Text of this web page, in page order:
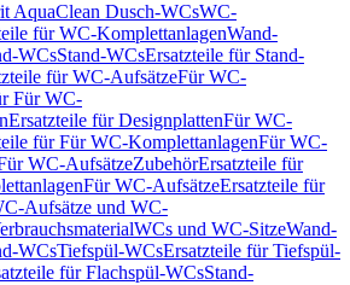
AquaClean Dusch-WCsWC-
für WC-KomplettanlagenWand-
WCsStand-WCsErsatzteile für Stand-
für WC-AufsätzeFür WC-
Für WC-
Ersatzteile für DesignplattenFür WC-
für Für WC-KomplettanlagenFür WC-
WC-AufsätzeZubehörErsatzteile für
Für WC-AufsätzeErsatzteile für
Aufsätze und WC-
WCs und WC-SitzeWand-
WCsTiefspül-WCsErsatzteile für Tiefspül-
für Flachspül-WCsStand-